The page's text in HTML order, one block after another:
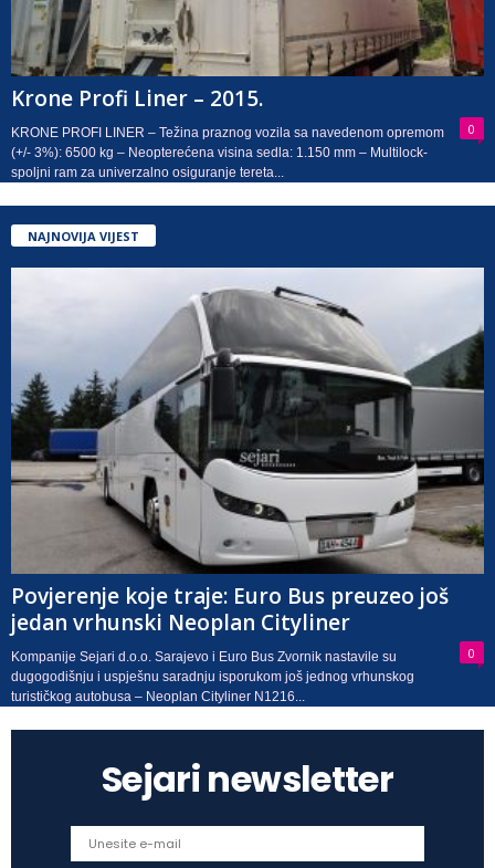
Krone Profi Liner – 2015.
0
KRONE PROFI LINER – Težina praznog vozila sa navedenom opremom
(+/- 3%): 6500 kg – Neopterećena visina sedla: 1.150 mm – Multilock-
spoljni ram za univerzalno osiguranje tereta...
NAJNOVIJA VIJEST
Povjerenje koje traje: Euro Bus preuzeo još
jedan vrhunski Neoplan Cityliner
0
Kompanije Sejari d.o.o. Sarajevo i Euro Bus Zvornik nastavile su
dugogodišnju i uspješnu saradnju isporukom još jednog vrhunskog
turističkog autobusa – Neoplan Cityliner N1216...
Sejari newsletter